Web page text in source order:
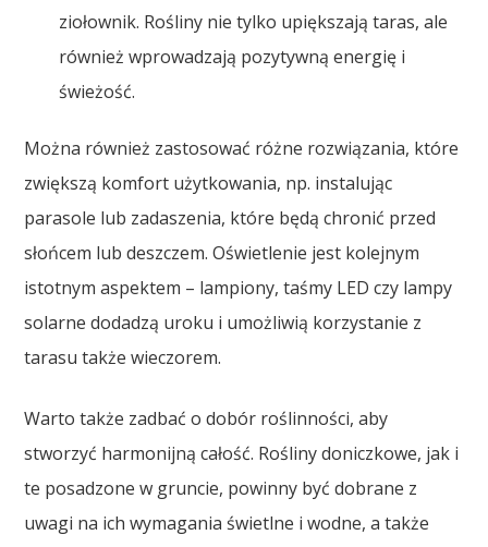
ziołownik. Rośliny nie tylko upiększają taras, ale
również wprowadzają pozytywną energię i
świeżość.
Można również zastosować różne rozwiązania, które
zwiększą komfort użytkowania, np. instalując
parasole lub zadaszenia, które będą chronić przed
słońcem lub deszczem. Oświetlenie jest kolejnym
istotnym aspektem – lampiony, taśmy LED czy lampy
solarne dodadzą uroku i umożliwią korzystanie z
tarasu także wieczorem.
Warto także zadbać o dobór roślinności, aby
stworzyć harmonijną całość. Rośliny doniczkowe, jak i
te posadzone w gruncie, powinny być dobrane z
uwagi na ich wymagania świetlne i wodne, a także